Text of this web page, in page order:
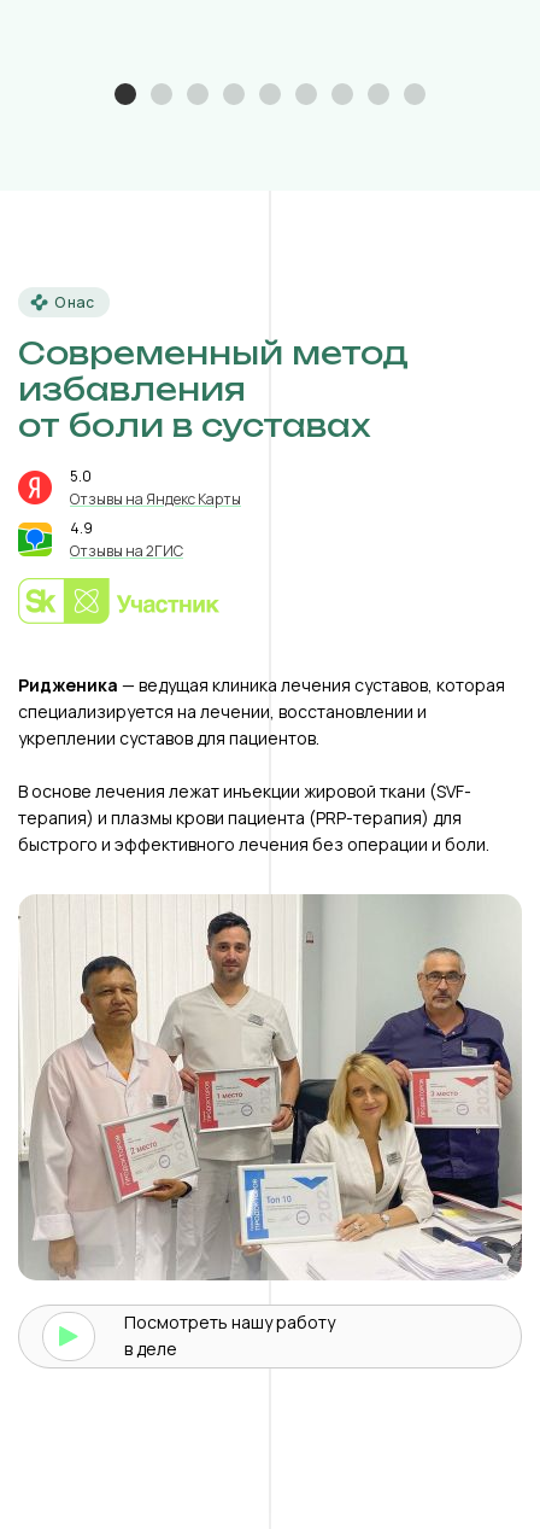
О нас
Современный метод
избавления
от боли в суставах
5.0
Отзывы на Яндекс Карты
4.9
Отзывы на 2ГИС
Ридженика — ведущая клиника лечения суставов, которая
специализируется на лечении, восстановлении и
укреплении суставов для пациентов.
В основе лечения лежат инъекции жировой ткани (SVF-
терапия) и плазмы крови пациента (PRP-терапия) для
быстрого и эффективного лечения без операции и боли.
Посмотреть нашуработу
в деле